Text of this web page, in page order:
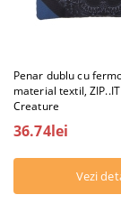
Penar dublu cu
material textil,
Creature
36.74lei
Vezi